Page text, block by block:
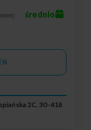
średnio
2C, 30-418